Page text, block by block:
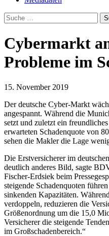
Cybermarkt
Probleme im
15. November 2019
Der deutsche Cyber-Markt
angespannt. Während die
setzt und zuletzt ein
erwarteten Schadenquote von
sehen die Makler die Lage
Die Erstversicherer im
deutlich anderes Bild, sagte
Fischer-Erdsiek beim
steigende Schadenquoten
sinkenden Kapazitäten.
verdoppeln, reduzieren die
Größenordnung um die 15,0
Versicherer die steigende
im Großschadenbereich.“